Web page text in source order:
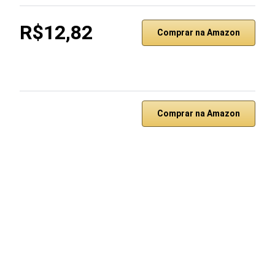
R$12,82 Comprar na Amazon
Comprar na Amazon